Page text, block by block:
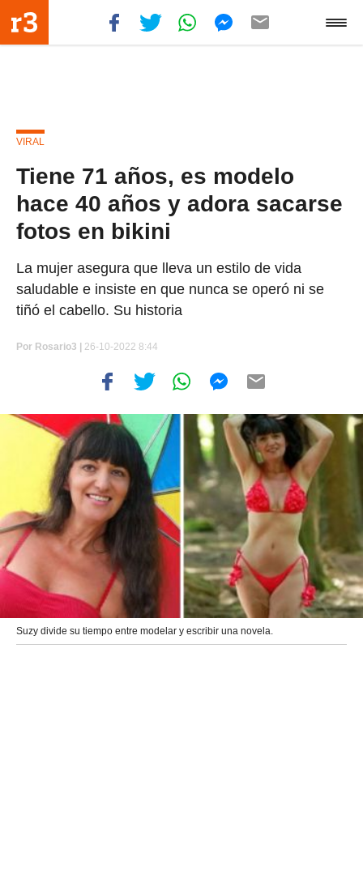
VIRAL
Tiene 71 años, es modelo
hace 40 años y adora sacarse
fotos en bikini
La mujer asegura que lleva un estilo de vida
saludable e insiste en que nunca se operó ni se
tiñó el cabello. Su historia
Por Rosario3 | 26-10-2022 8:44
Suzy divide su tiempo entre modelar y escribir una novela.